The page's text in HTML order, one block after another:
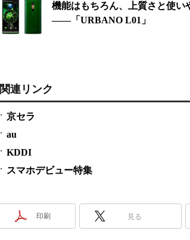
機能はもちろん、上質さと使い
――「URBANO L01」
関連リンク
京セラ
au
KDDI
スマホデビュー特集
印刷 見る